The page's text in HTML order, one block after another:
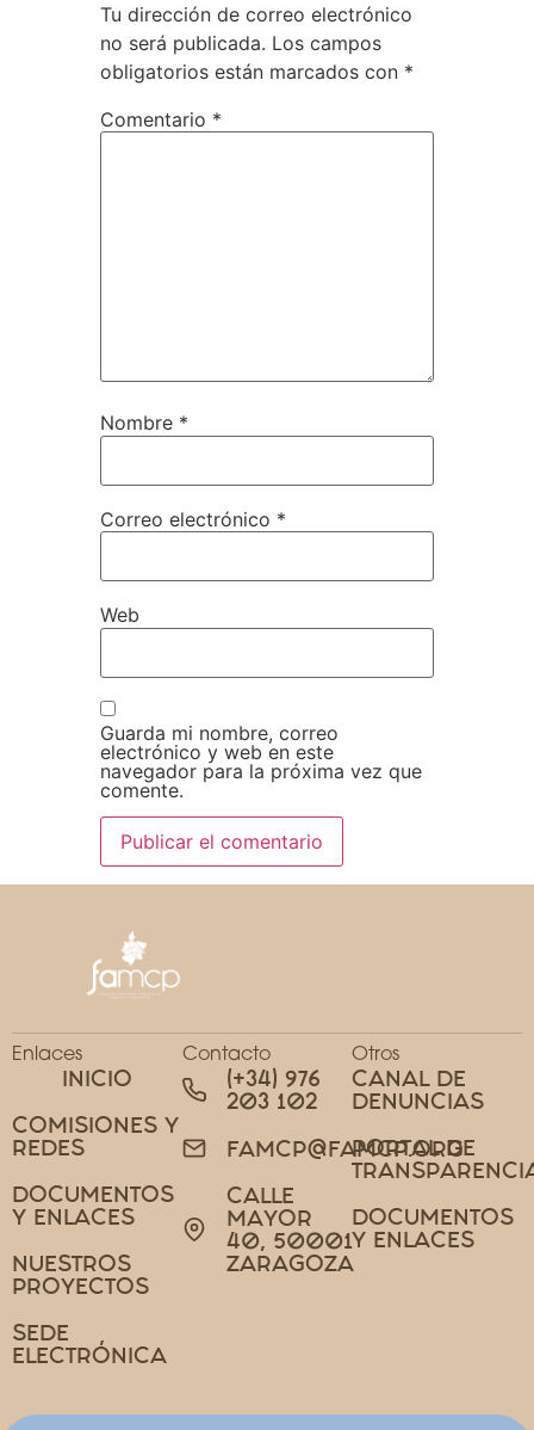
Tu dirección de correo electrónico
no será publicada. Los campos
obligatorios están marcados con *
Comentario *
Nombre *
Correo electrónico *
Web
Guarda mi nombre, correo
electrónico y web en este
navegador para la próxima vez que
comente.
Enlaces
INICIO
COMISIONES Y
REDES
DOCUMENTOS
Y ENLACES
NUESTROS
PROYECTOS
SEDE
ELECTRÓNICA
Contacto
(+34) 976
203 102
FAMCP@FAMCP.ORG
CALLE
MAYOR
40, 50001
ZARAGOZA
Otros
CANAL DE
DENUNCIAS
PORTAL DE
DOCUMENTOS
Y ENLACES